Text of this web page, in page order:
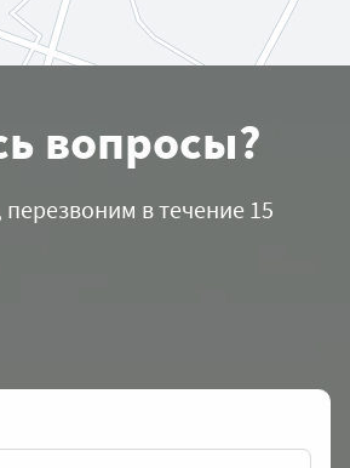
вопросы?
перезвоним в течение 15